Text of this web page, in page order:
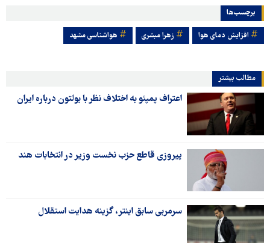
برچسب‌ها
افزایش دمای هوا زهرا مبشری هواشناسی مشهد
مطالب بیشتر
اعتراف پمپئو به اختلاف نظر با بولتون درباره ایران
پیروزی قاطع حزب نخست وزیر در انتخابات هند
سرمربی سابق اینتر، گزینه هدایت استقلال